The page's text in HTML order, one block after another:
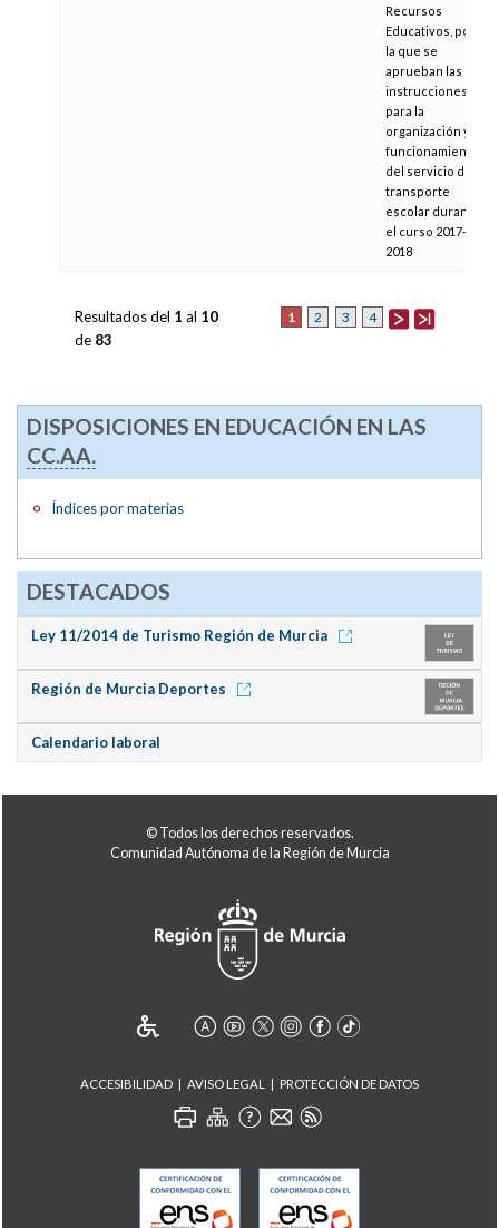
Recursos
Educativos, por
la que se
aprueban las
instrucciones
para la
organización y
funcionamiento
del servicio de
transporte
escolar durante
el curso 2017-
2018
1 2 3 4
Resultados del 1 al 10
de 83
DISPOSICIONES EN EDUCACIÓN EN LAS
CC.AA.
Índices por materias
DESTACADOS
Ley 11/2014 de Turismo Región de Murcia
Región de Murcia Deportes
Calendario laboral
© Todos los derechos reservados.
Comunidad Autónoma de la Región de Murcia
ACCESIBILIDAD AVISO LEGAL PROTECCIÓN DE DATOS